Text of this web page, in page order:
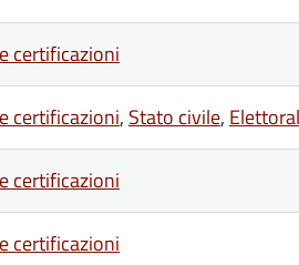
certificazioni
certificazioni, Stato civile,
certificazioni
certificazioni